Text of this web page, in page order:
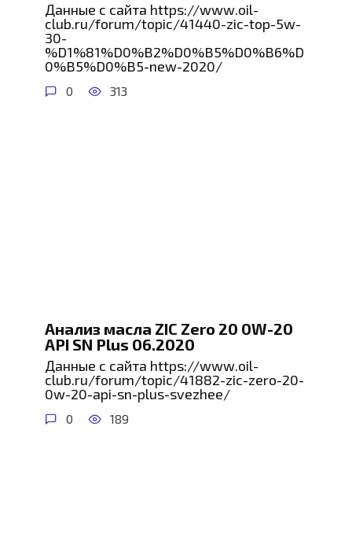
Данные с сайта https://www.oil-
club.ru/forum/topic/41440-zic-top-5w-
30-
%D1%81%D0%B2%D0%B5%D0%B6%D
0%B5%D0%B5-new-2020/
0 313
Анализ масла ZIC Zero 20 0W-20
API SN Plus 06.2020
Данные с сайта https://www.oil-
club.ru/forum/topic/41882-zic-zero-20-
0w-20-api-sn-plus-svezhee/
0 189